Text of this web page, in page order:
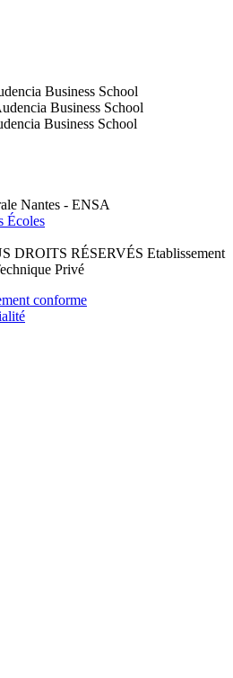
DROITS RÉSERVÉS Etablissement
Privé
conforme